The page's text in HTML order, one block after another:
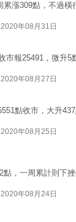
漲309點，不過
2020年08月31日
市報25491，微升
2020年08月27日
點收市，大升
2020年08月25日
，一周累計則下
2020年08月24日